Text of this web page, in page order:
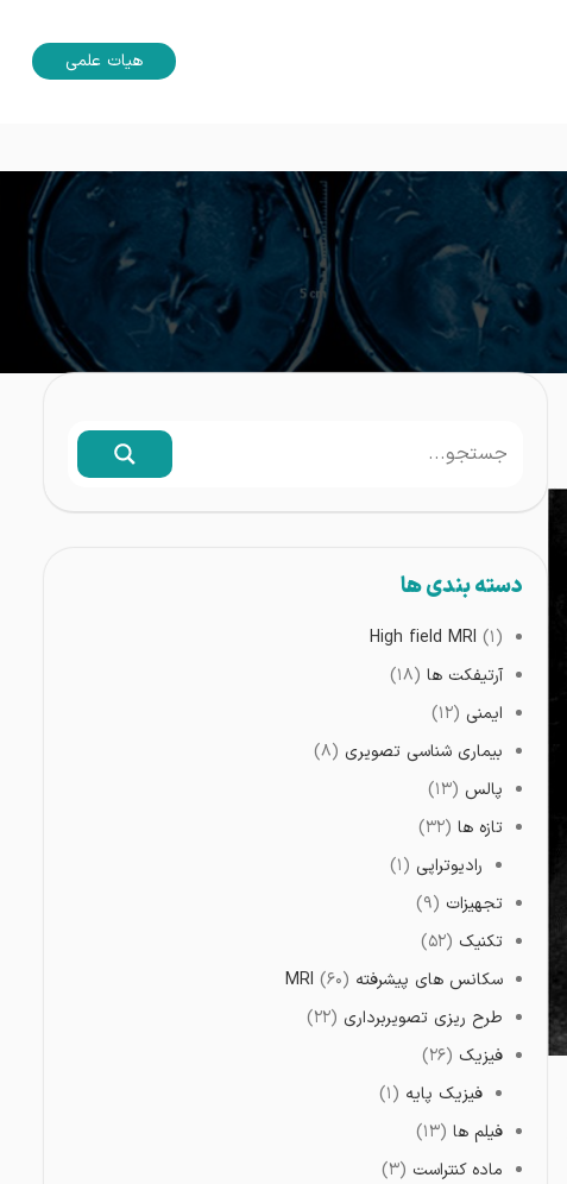
هیات علمی
دسته بندی ها
High field MRI (۱)
آرتیفکت ها(۱۸)
ایمنی (۱۲)
بیماری شناسی تصویری (۸)
پالس (۱۳)
تازه ها(۳۲)
رادیوتراپی (۱)
تجهیزات (۹)
تکنیک (۵۲)
سکانس های پیشرفته MRI (۶۰)
طرح ریزی تصویربرداری (۲۲)
فیزیک (۲۶)
فیزیک پایه (۱)
فیلم ها(۱۳)
ماده کنتراست (۳)